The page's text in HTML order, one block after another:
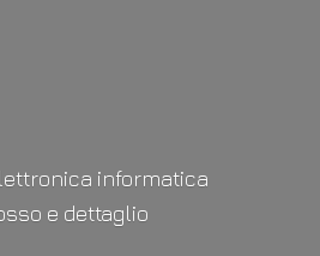
informatica
e dettaglio